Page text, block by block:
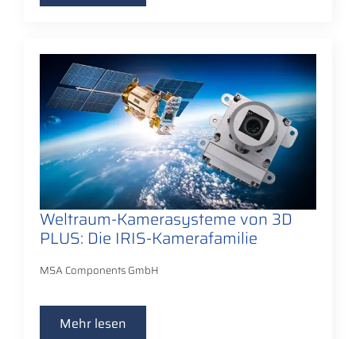
Weltraum-Kamerasysteme von 3D
PLUS: Die IRIS-Kamerafamilie
MSA Components GmbH
Mehr lesen